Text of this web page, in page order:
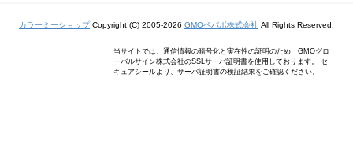
カラーミーショップCopyright (C) 2005-2026 GMOペパボ株式会社 All Rights Reserved.
当サイトでは、通信情報の暗号化と実在性の証明のため、GMOグロ
ーバルサイン株式会社のSSLサーバ証明書を使用しております。 セ
キュアシールより、サーバ証明書の検証結果をご確認ください。